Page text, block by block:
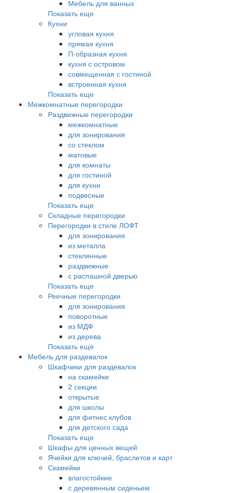
Мебель для ванных
Показать еще
Кухни
угловая кухня
прямая кухня
П-образная кухня
кухня с островом
совмещенная с гостиной
встроенная кухня
Показать еще
Межкомнатные перегородки
Раздвижные перегородки
межкомнатные
для зонирования
со стеклом
матовые
для комнаты
для гостиной
для кухни
подвесные
Показать еще
Складные перегородки
Перегородки в стиле ЛОФТ
для зонирования
из металла
стеклянные
раздвижные
с распашной дверью
Показать еще
Реечные перегородки
для зонирования
поворотные
из МДФ
из дерева
Показать еще
Мебель для раздевалок
Шкафчики для раздевалок
на скамейке
2 секции
открытые
для школы
для фитнес клубов
для детского сада
Показать еще
Шкафы для ценных вещей
Ячейки для ключей, браслетов и карт
Скамейки
влагостойкие
с деревянным сиденьем